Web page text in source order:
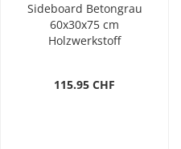
Sideboard Betongrau
60x30x75 cm
Holzwerkstoff
115.95 CHF